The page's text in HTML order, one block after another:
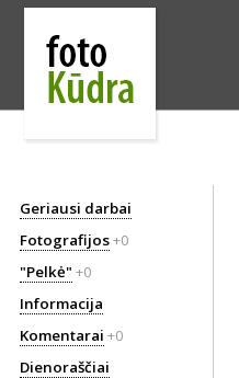
Geriausi darbai
Fotografijos+0
"Pelkė" +0
Informacija
Komentarai +0
Dienoraščiai